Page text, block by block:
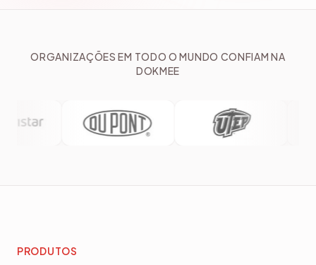
ORGANIZAÇÕES EM TODO O MUNDO CONFIAM NA
DOKMEE
PRODUTOS